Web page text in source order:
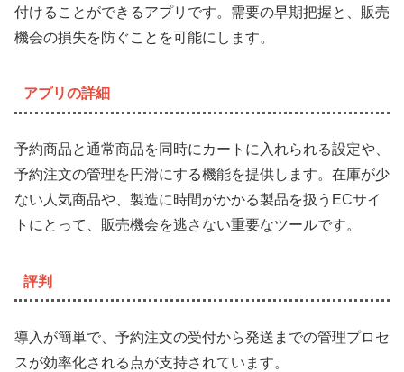
付けることができるアプリです。需要の早期把握と、販売
機会の損失を防ぐことを可能にします。
アプリの詳細
予約商品と通常商品を同時にカートに入れられる設定や、
予約注文の管理を円滑にする機能を提供します。在庫が少
ない人気商品や、製造に時間がかかる製品を扱うECサイ
トにとって、販売機会を逃さない重要なツールです。
評判
導入が簡単で、予約注文の受付から発送までの管理プロセ
スが効率化される点が支持されています。